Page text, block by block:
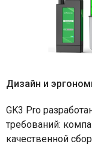
Дизайн и
GK3 Pro
требований:
качественной